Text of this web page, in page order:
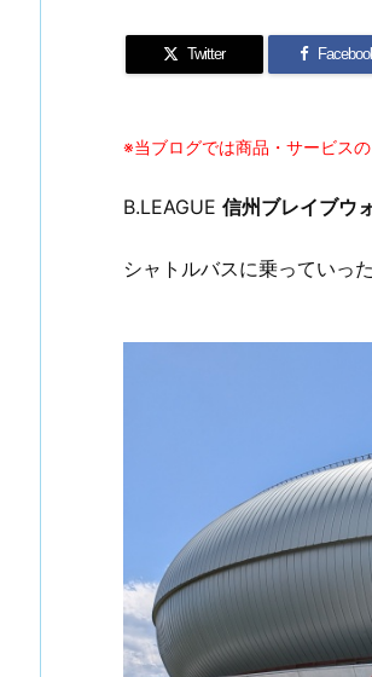
Twitter
※当ブログでは商品・サービス
B.LEAGUE 信州ブレイブウ
シャトルバスに乗っていっ